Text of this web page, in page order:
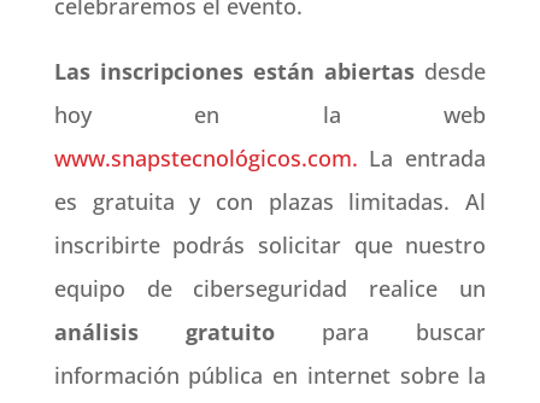
celebraremos el evento.
Las inscripciones están abiertas desde
hoy en la web
www.snapstecnológicos.com. La entrada
es gratuita y con plazas limitadas. Al
inscribirte podrás solicitar que nuestro
equipo de ciberseguridad realice un
análisis gratuitopara buscar
información pública en internet sobre la